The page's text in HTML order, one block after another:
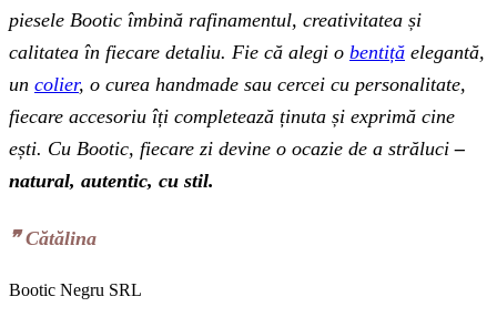
piesele Bootic îmbină rafinamentul, creativitatea și
calitatea în fiecare detaliu. Fie că alegi o bentiță elegantă,
un colier, o curea handmade sau cercei cu personalitate,
fiecare accesoriu îți completează ținuta și exprimă cine
ești. Cu Bootic, fiecare zi devine o ocazie de a străluci –
natural, autentic, cu stil.
❞‬ Cătălina
Bootic Negru SRL